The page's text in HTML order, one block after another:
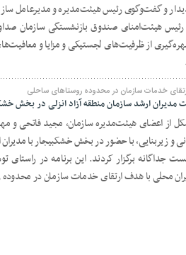
و گفت‌وگوی رئیس هیئت‌مدیره و مدیرعامل
هیئت‌امنای صندوق بازنشستگی سازمان
از ظرفیت‌های لجستیکی و مزایا و
خدمات سازمان در محدوده روستاهای ساحلی
ارشد سازمان منطقه آزاد انزلی در بخش
از اعضای هیئت‌مدیره سازمان، مجید فاتحی و
و زیربنایی، با حضور در بخش خشکبیجار با
جداگانه برگزار کردند. این برنامه در راستای
محلی با هدف ارتقای خدمات سازمان در